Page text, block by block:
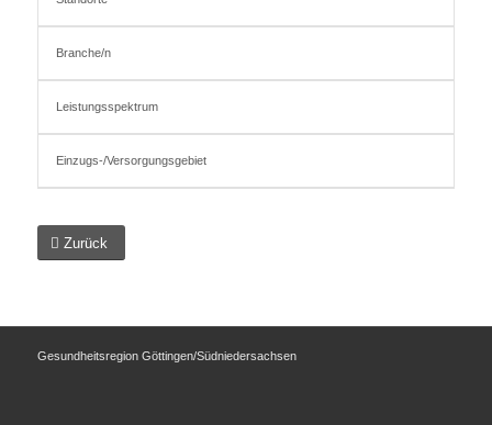
Branche/n
Leistungsspektrum
Einzugs-/Versorgungsgebiet
Zurück
Gesundheitsregion Göttingen/Südniedersachsen